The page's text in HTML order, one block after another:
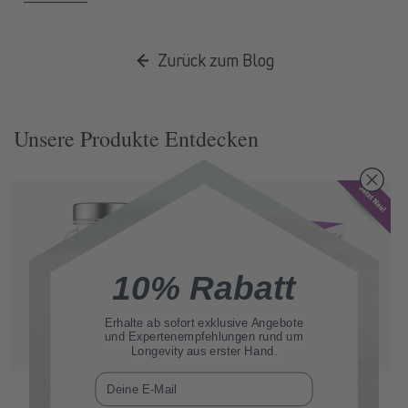
Zurück zum Blog
Unsere Produkte Entdecken
® Original 365+
10% Rabatt
Erhalte ab sofortexklusive Angebote
und Expertenempfehlungen rund um
Longevity aus erster Hand.
E-Mail